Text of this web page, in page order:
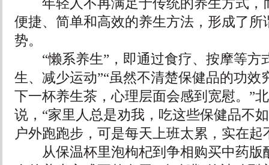
便捷、简单和高效的养生方法，形成了所
势。
“懒系养生”，即通过食疗、按摩等方
生、减少运动”“虽然不清楚保健品的功效
下一杯养生茶，心理层面会感到宽慰。”
说，“家里人总是劝我，吃这些保健品不
户外跑跑步，可是每天上班太累，实在起
从保温杯里泡枸杞到争相购买中药版